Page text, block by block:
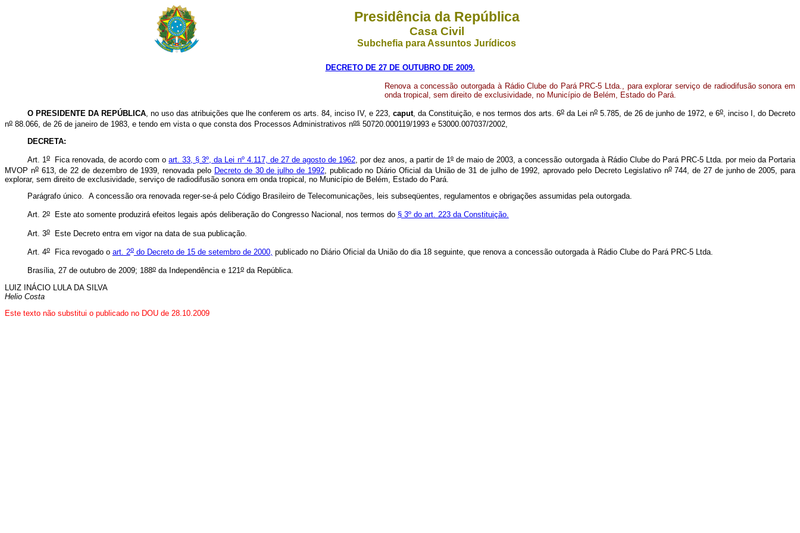
Presidência da República
Casa Civil
Subchefia para Assuntos Jurídicos
DECRETO DE 27 DE OUTUBRO DE 2009.
Renova a concessão outorgada à Rádio Clube do Pará PRC-5 Ltda., para explorar serviço de radiodifusão sonora em
onda tropical, sem direito de exclusividade, no Município de Belém, Estado do Pará.
O PRESIDENTE DA REPÚBLICA, no uso das atribuições que lhe conferem os arts. 84, inciso IV, e 223, caput, da Constituição, e nos termos dos arts. 6oda Lei no5.785, de 26 de junho de 1972, e 6o, inciso I, do Decreto
no 88.066, de 26 de janeiro de 1983, e tendo em vista o que consta dos Processos Administrativos nos 50720.000119/1993 e 53000.007037/2002,
DECRETA:
Art. 1oFica renovada, de acordo com oart. 33, § 3º, da Lei nº 4.117, de 27 de agosto de 1962, por dez anos, a partir de 1ºde maio de 2003, a concessão outorgada à Rádio Clube do Pará PRC-5 Ltda. por meio da Portaria
MVOP no613, de 22 de dezembro de 1939, renovada pelo Decreto de 30 de julho de 1992, publicado no Diário Oficial da União de 31 de julho de 1992, aprovado pelo Decreto Legislativo no744, de 27 de junho de 2005, para
explorar, sem direito de exclusividade, serviço de radiodifusão sonora em onda tropical, no Município de Belém, Estado do Pará.
Parágrafo único. A concessão ora renovada reger-se-á pelo Código Brasileiro de Telecomunicações, leis subseqüentes, regulamentos e obrigações assumidas pela outorgada.
Art. 2oEste ato somente produzirá efeitos legais após deliberação do Congresso Nacional, nos termos do § 3º do art. 223 da Constituição.
Art. 3oEste Decreto entra em vigor na data de sua publicação.
Art. 4oFica revogado o art. 2odo Decreto de 15 de setembro de 2000, publicado no Diário Oficial da União do dia 18 seguinte, que renova a concessão outorgada à Rádio Clube do Pará PRC-5 Ltda.
Brasília, 27 de outubro de 2009; 188oda Independência e 121oda República.
LUIZ INÁCIO LULA DA SILVA
Helio Costa
Este texto não substitui o publicado no DOU de 28.10.2009